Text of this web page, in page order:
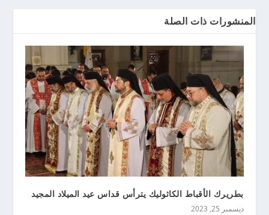
المنشورات ذات الصلة
بطريرك الأقباط الكاثوليك يترأس قداس عيد الميلاد المجيد
ديسمبر 25, 2023